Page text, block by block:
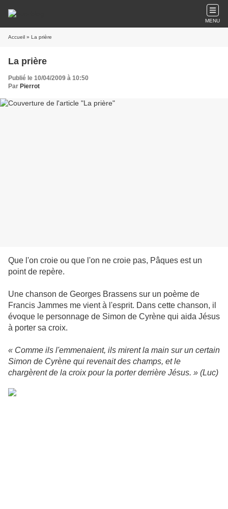
MENU
Accueil » La prière
La prière
Publié le 10/04/2009 à 10:50
Par Pierrot
Que l'on croie ou que l'on ne croie pas, Pâques est un
point de repère.
Une chanson de Georges Brassens sur un poème de
Francis Jammes me vient à l'esprit. Dans cette chanson, il
évoque le personnage de Simon de Cyrène qui aida Jésus
à porter sa croix.
« Comme ils l'emmenaient, ils mirent la main sur un certain
Simon de Cyrène qui revenait des champs, et le
chargèrent de la croix pour la porter derrière Jésus. » (Luc)